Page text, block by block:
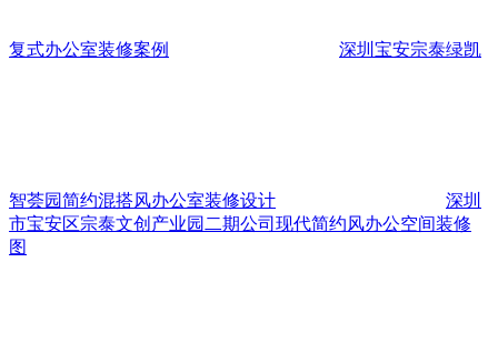
复式办公室装修案例 深圳宝安宗泰绿凯
智荟园简约混搭风办公室装修设计
深圳
市宝安区宗泰文创产业园二期公司现代简约风办公空间装修
图